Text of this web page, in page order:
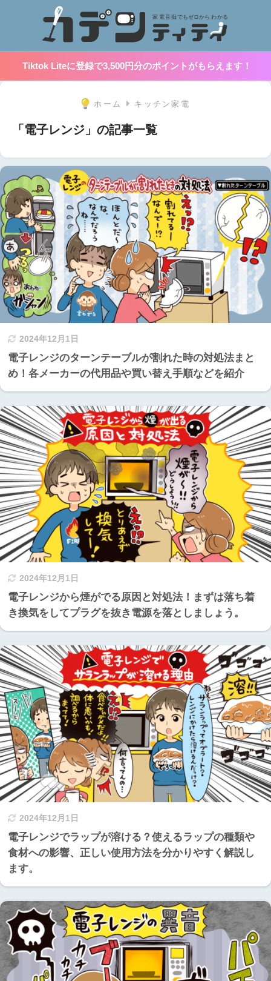
Tiktok Liteに登録で3,500円分のポイントがもらえます！
ホーム キッチン家電
「電子レンジ」の記事一覧
2024年12月1日
電子レンジのターンテーブルが割れた時の対処法まと
め！各メーカーの代用品や買い替え手順などを紹介
2024年12月1日
電子レンジから煙がでる原因と対処法！まずは落ち着
き換気をしてプラグを抜き電源を落としましょう。
2024年12月1日
電子レンジでラップが溶ける？使えるラップの種類や
食材への影響、正しい使用方法を分かりやすく解説し
ます。